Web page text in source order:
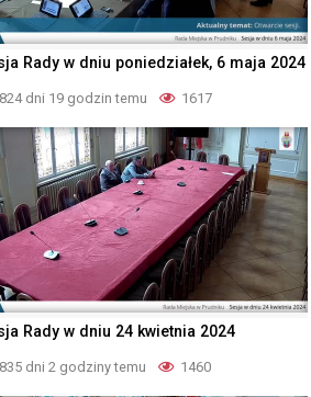
Rady w dniu poniedziałek, 6 maja 2024
824 dni 19 godzin temu 1617
Rady w dniu 24 kwietnia 2024
835 dni 2 godziny temu 1460